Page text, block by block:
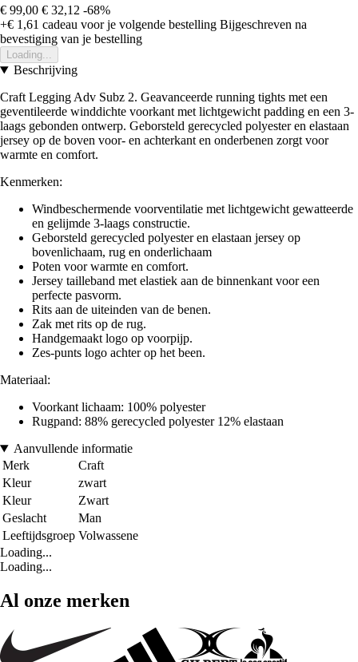
€ 99,00 € 32,12 -68%
+€ 1,61 cadeau voor je volgende bestelling Bijgeschreven na
bevestiging van je bestelling
Loading...
Beschrijving
Craft Legging Adv Subz 2. Geavanceerde running tights met een
geventileerde winddichte voorkant met lichtgewicht padding en een 3-
laags gebonden ontwerp. Geborsteld gerecycled polyester en elastaan
jersey op de boven voor- en achterkant en onderbenen zorgt voor
warmte en comfort.
Kenmerken:
Windbeschermende voorventilatie met lichtgewicht gewatteerde
en gelijmde 3-laags constructie.
Geborsteld gerecycled polyester en elastaan jersey op
bovenlichaam, rug en onderlichaam
Poten voor warmte en comfort.
Jersey tailleband met elastiek aan de binnenkant voor een
perfecte pasvorm.
Rits aan de uiteinden van de benen.
Zak met rits op de rug.
Handgemaakt logo op voorpijp.
Zes-punts logo achter op het been.
Materiaal:
Voorkant lichaam: 100% polyester
Rugpand: 88% gerecycled polyester 12% elastaan
Aanvullende informatie
Merk
Craft
Kleur
zwart
Kleur
Zwart
Geslacht
Man
Leeftijdsgroep Volwassene
Loading...
Loading...
Al onze merken